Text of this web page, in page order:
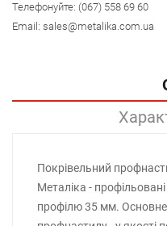
Телефонуйте: (067) 558 69 60
Email: sales@metalika.com.ua
Покрівельний
Металіка -
профілю 35 мм.